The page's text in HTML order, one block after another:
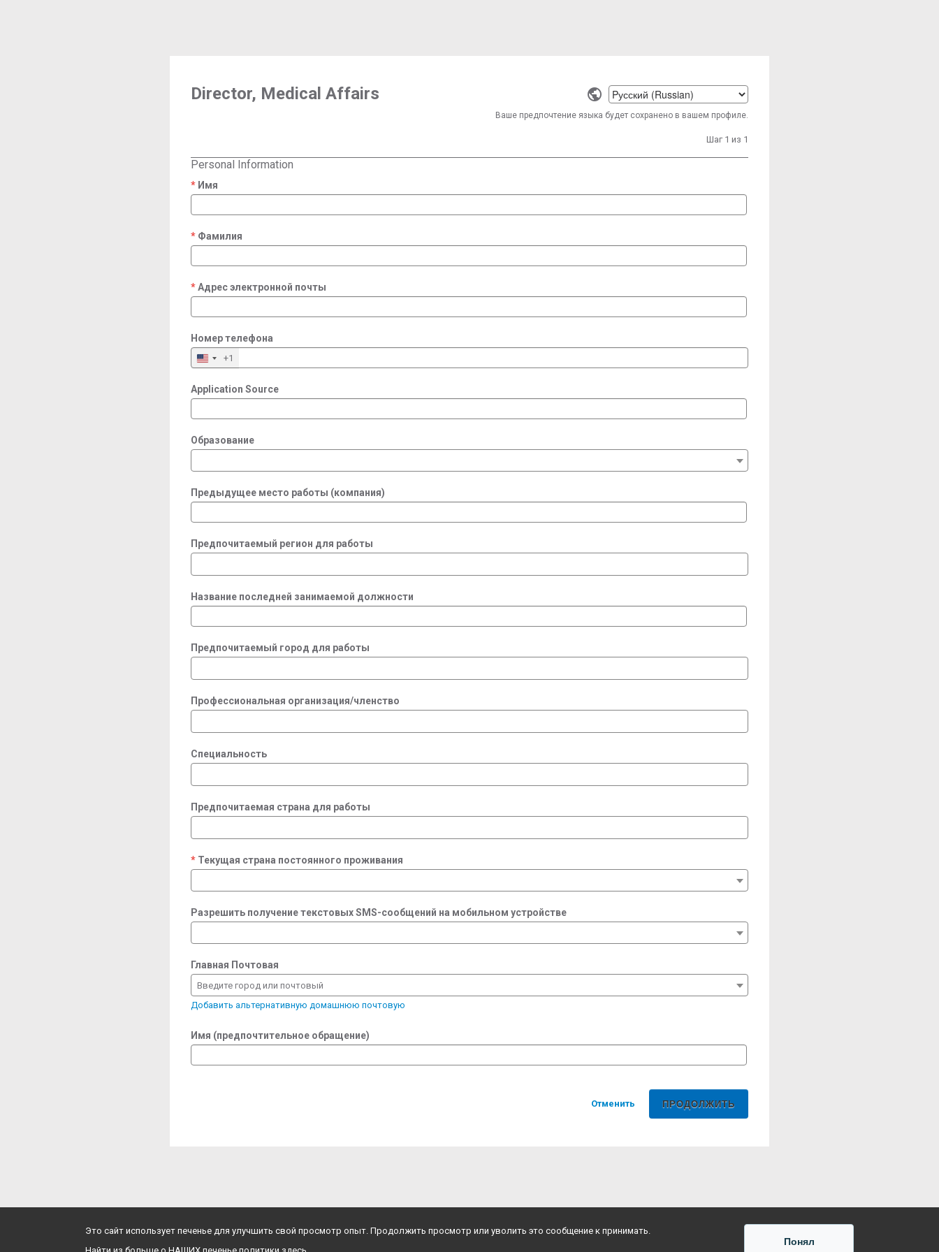
Select
a
language
Ваше предпочтение языка будет сохранено в вашем профиле.
Director, Medical Affairs
Шаг 1 из 1
Personal Information
Имя
required
Фамилия
required
Адрес электронной почты
required
Номер телефона
+1
Application Source
Образование
Предыдущее место работы (компания)
Предпочитаемый регион для работы
Название последней занимаемой должности
Предпочитаемый город для работы
Профессиональная организация/членство
Специальность
Предпочитаемая страна для работы
Текущая страна постоянного проживания
required
Разрешить получение текстовых SMS-сообщений на мобильном устройстве
Главная Почтовая
Введите город или почтовый
Добавить альтернативную домашнюю почтовую
Имя (предпочтительное обращение)
Отменить
Это сайт использует печенье для улучшить свой просмотр опыт. Продолжить просмотр или уволить это сообщение к принимать.
Понял